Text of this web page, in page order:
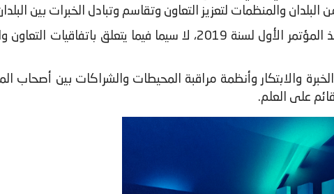
والمنظمات لتعزيز التعاون وتقاسم وتبادل الخبرات بين
وشكل مؤتمر هذه السنة فرصة سانحة للوقوف على التقدم المحرز منذ المؤتمر الأول لسنة 2019، لا
والابتكار وأنظمة مراقبة المحيطات والشراكات بين أصحاب
على العلم.